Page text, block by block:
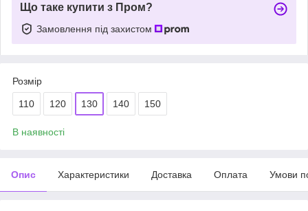
Що таке купити з Пром?
Замовлення під захистом
Розмір
110 120 130 140 150
В наявності
Опис Характеристики Доставка Оплата Умови